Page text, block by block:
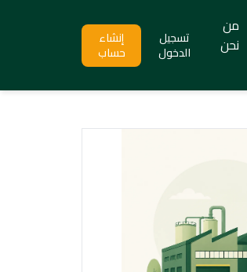
من
نحن
تسجيل
الدخول
إنشاء
حساب